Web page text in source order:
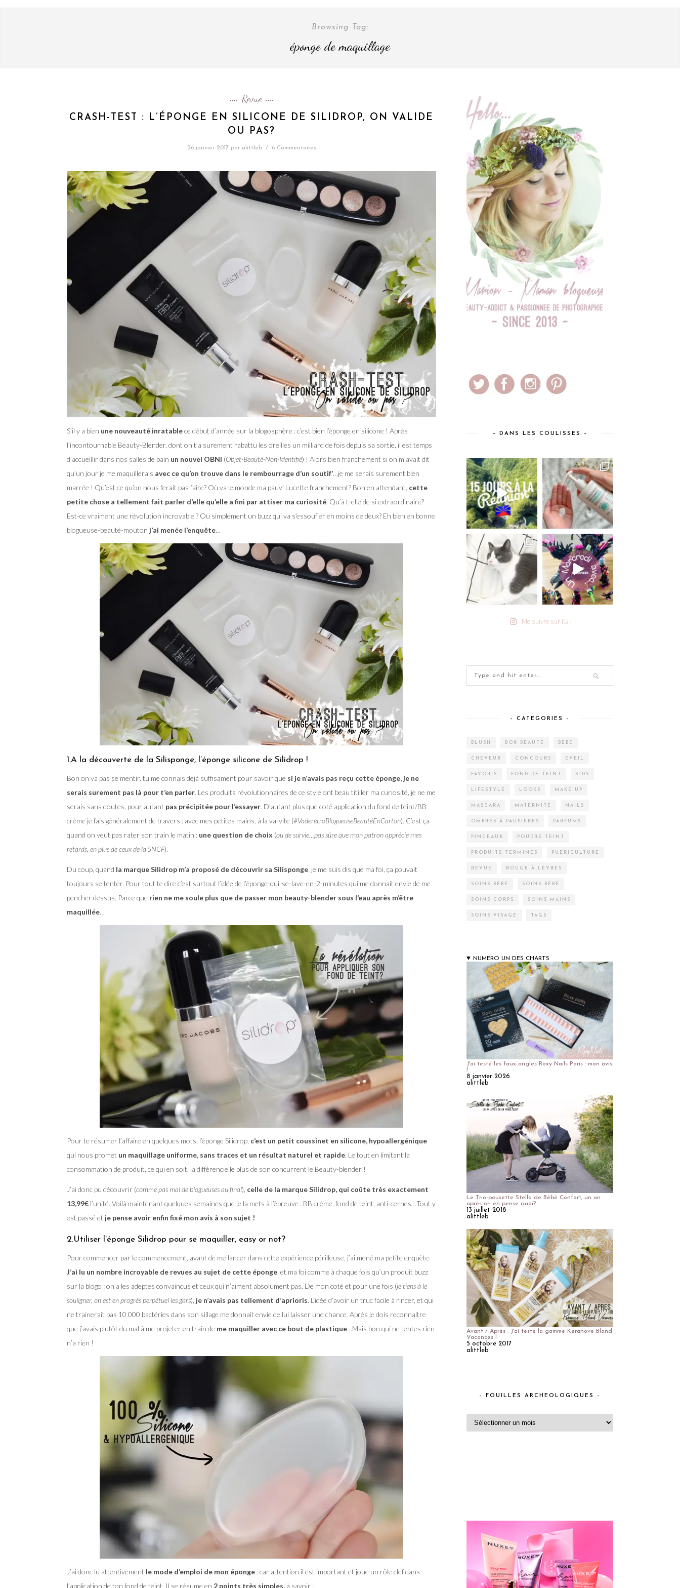
Browsing Tag:
éponge de maquillage
Revue
CRASH-TEST : L’ÉPONGE EN SILICONE DE SILIDROP, ON VALIDE
OU PAS?
26 janvier 2017 par alittleb / 6 Commentaires
S’il y a bien une nouveauté inratablece début d’année sur la blogosphère : c’est bien l’éponge en silicone ! Après
l’incontournable Beauty-Blender, dont on t’a surement rabattu les oreilles un milliard de fois depuis sa sortie, il est temps
d’accueillir dans nos salles de bain un nouvel OBNI (Objet-Beauté-Non-Identifié) ! Alors bien franchement si on m’avait dit
qu’un jour je me maquillerais avec ce qu’on trouve dans le rembourrage d’un soutif’…je me serais surement bien
marrée ! Qu’est ce qu’on nous ferait pas faire? Où va le monde ma pauv’ Lucette franchement? Bon en attendant, cette
petite chose a tellement fait parler d’elle qu’elle a fini par attiser ma curiosité. Qu’à t-elle de si extraordinaire?
Est-ce vraiment une révolution incroyable ? Ou simplement un buzz qui va s’essoufler en moins de deux? Eh bien en bonne
blogueuse-beauté-mouton j’ai menée l’enquête…
1.A la découverte de la Silisponge, l’éponge silicone de Silidrop !
Bon on va pas se mentir, tu me connais déjà suffisament pour savoir que si je n’avais pas reçu cette éponge, je ne
serais surement pas là pour t’en parler. Les produits révolutionnaires de ce style ont beau titiller ma curiosité, je ne me
serais sans doutes, pour autant pas précipitée pour l’essayer. D’autant plus que coté application du fond de teint/BB
crème je fais généralement de travers : avec mes petites mains, à la va-vite (#VaderetroBlogueuseBeautéEnCarton). C’est ça
quand on veut pas rater son train le matin : une question de choix (ou de survie…pas sûre que mon patron apprécie mes
retards, en plus de ceux de la SNCF).
Du coup, quand la marque Silidrop m’a proposé de découvrir sa Silisponge , je me suis dis que ma foi, ça pouvait
toujours se tenter. Pour tout te dire c’est surtout l’idée de l’éponge-qui-se-lave-en-2-minutes qui me donnait envie de me
pencher dessus. Parce que rien ne me soule plus que de passer mon beauty-blender sous l’eau après m’être
maquillée…
Pour te résumer l’affaire en quelques mots, l’éponge Silidrop, c’est un petit coussinet en silicone, hypoallergénique
qui nous promet un maquillage uniforme, sans traces et un résultat naturel et rapide. Le tout en limitant la
consommation de produit, ce qui en soit, la différencie le plus de son concurrent le Beauty-blender !
J’ai donc pu découvrir (comme pas mal de blogueuses au final), celle de la marque Silidrop, qui coûte très exactement
13,99€ l’unité. Voilà maintenant quelques semaines que je la mets à l’épreuve : BB crème, fond de teint, anti-cernes…Tout y
est passé et je pense avoir enfin fixé mon avis à son sujet !
2.Utiliser l’éponge Silidrop pour se maquiller, easy or not?
Pour commencer par le commencement, avant de me lancer dans cette expérience périlleuse, j’ai mené ma petite enquète.
J’ai lu un nombre incroyable de revues au sujet de cette éponge , et ma foi comme à chaque fois qu’un produit buzz
sur la blogo : on a les adeptes convaincus et ceux qui n’aiment absolument pas. De mon coté et pour une fois (je tiens à le
souligner, on est en progrès perpétuel les gars), je n’avais pas tellement d’aprioris. L’idée d’avoir un truc facile à rincer, et qui
ne trainerait pas 10 000 bactéries dans son sillage me donnait envie de lui laisser une chance. Après je dois reconnaitre
que j’avais plutôt du mal à me projeter en train de me maquiller avec ce bout de plastique…Mais bon qui ne tentes rien
n’a rien !
J’ai donc lu attentivement le mode d’emploi de mon éponge : car attention il est important et joue un rôle clef dans
l’application de ton fond de teint. Il se résume en 2 points très simples, à savoir :
– DANS LES COULISSES –
Me suivre sur IG !
– CATEGORIES –
BLUSH BOX BEAUTÉ BÉBÉ
CHEVEUX CONCOURS EVEIL
FAVORIS FOND DE TEINT KIDS
LIFESTYLE LOOKS MAKE-UP
MASCARA MATERNITÉ NAILS
OMBRES À PAUPIÈRES PARFUMS
PINCEAUX POUDRE TEINT
PRODUITS TERMINÉS PUÉRICULTURE
REVUE ROUGE À LÈVRES
SOINS BÉBÉ SOINS BÉBÉ
SOINS CORPS SOINS MAINS
SOINS VISAGE TAGS
NUMERO UN DES CHARTS
J'ai testé les faux ongles Roxy Nails Paris : mon avis
!
8 janvier 2026
alittleb
Le Trio-pousette Stella de Bébé Confort, un an
après on en pense quoi?
13 juillet 2018
alittleb
Avant / Après : J'ai testé la gamme Keranove Blond
Vacances !
5 octobre 2017
alittleb
– FOUILLES ARCHEOLOGIQUES –